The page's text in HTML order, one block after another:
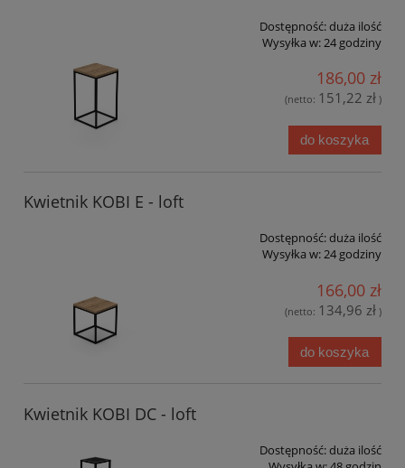
Dostępność:duża ilość
Wysyłka w:24 godziny
186,00 zł
(netto: 151,22 zł )
do koszyka
Kwietnik KOBI E - loft
Dostępność:duża ilość
Wysyłka w:24 godziny
166,00 zł
(netto: 134,96 zł )
do koszyka
Kwietnik KOBI DC - loft
Dostępność:duża ilość